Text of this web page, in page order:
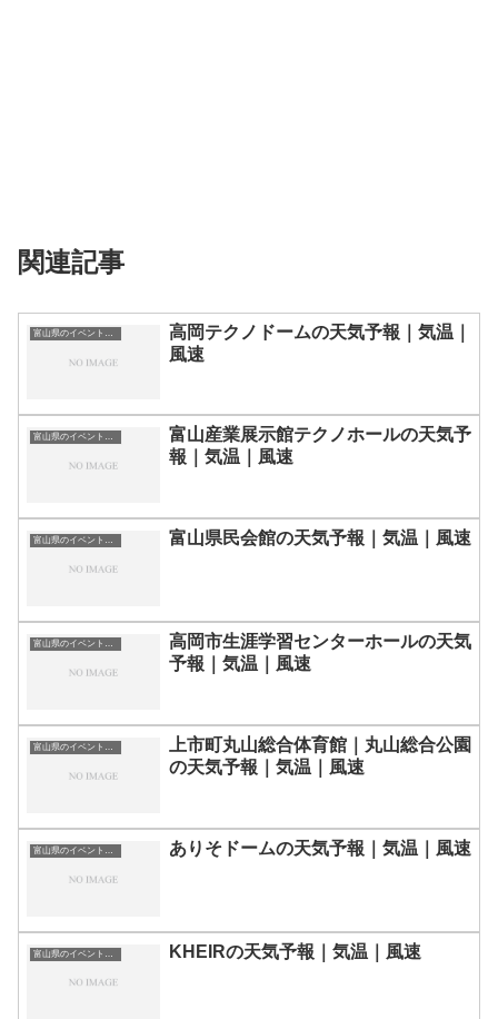
関連記事
富山県のイベント会場一覧
高岡テクノドームの天気予報｜気温｜
風速
富山県のイベント会場一覧
富山産業展示館テクノホールの天気予
報｜気温｜風速
富山県のイベント会場一覧 富山県民会館の天気予報｜気温｜風速
富山県のイベント会場一覧
高岡市生涯学習センターホールの天気
予報｜気温｜風速
富山県のイベント会場一覧
上市町丸山総合体育館｜丸山総合公園
の天気予報｜気温｜風速
富山県のイベント会場一覧 ありそドームの天気予報｜気温｜風速
富山県のイベント会場一覧 KHEIRの天気予報｜気温｜風速